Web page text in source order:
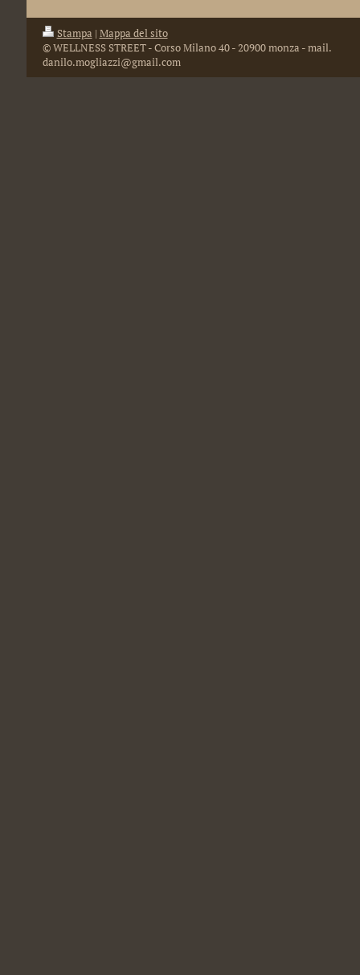
Stampa | Mappa del sito
© WELLNESS STREET - Corso Milano 40 - 20900 monza - mail.
danilo.mogliazzi@gmail.com